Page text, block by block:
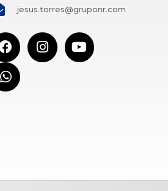
jesus.torres@gruponr.com